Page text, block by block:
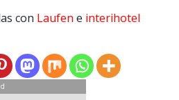
con Laufen e interihotel